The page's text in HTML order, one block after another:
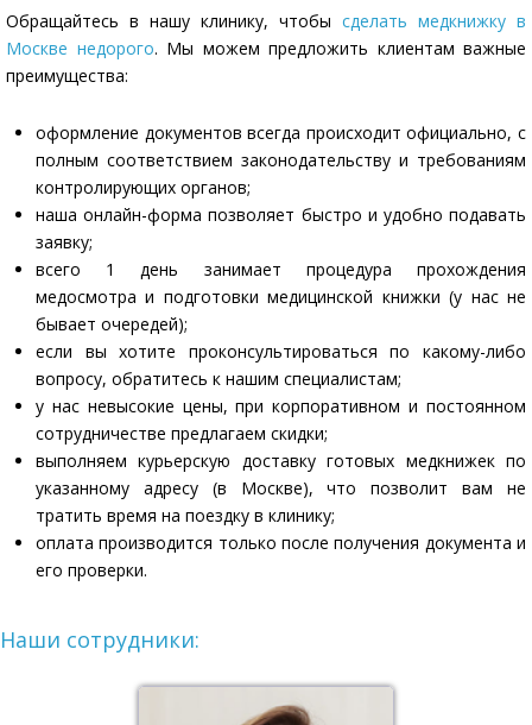
Обращайтесь в нашу клинику, чтобы сделать медкнижку в
Москве недорого. Мы можем предложить клиентам важные
преимущества:
оформление документов всегда происходит официально, с
полным соответствием законодательству и требованиям
контролирующих органов;
наша онлайн-форма позволяет быстро и удобно подавать
заявку;
всего 1 день занимает процедура прохождения
медосмотра и подготовки медицинской книжки (у нас не
бывает очередей);
если вы хотите проконсультироваться по какому-либо
вопросу, обратитесь к нашим специалистам;
у нас невысокие цены, при корпоративном и постоянном
сотрудничестве предлагаем скидки;
выполняем курьерскую доставку готовых медкнижек по
указанному адресу (в Москве), что позволит вам не
тратить время на поездку в клинику;
оплата производится только после получения документа и
его проверки.
Наши сотрудники: